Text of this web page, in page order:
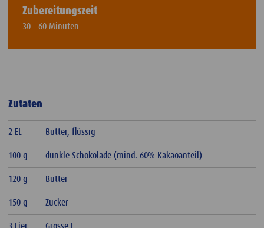
Zubereitungszeit
30 - 60 Minuten
Zutaten
2 EL Butter, flüssig
100 g dunkle Schokolade (mind. 60% Kakaoanteil)
120 g Butter
150 g Zucker
3 Eier Grösse L